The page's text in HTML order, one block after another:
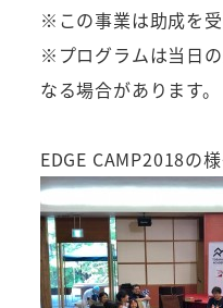
※この事業は助成を受
※プログラムは当日
なる場合があります。
EDGE CAMP2018の